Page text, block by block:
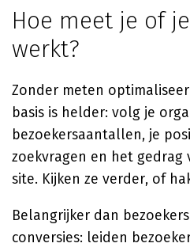
Hoe meet je of
werkt?
Zonder meten
basis is helder: volg je
bezoekersaantallen, je
zoekvragen en het gedrag
site. Kijken ze verder, of
Belangrijker dan
conversies: leiden